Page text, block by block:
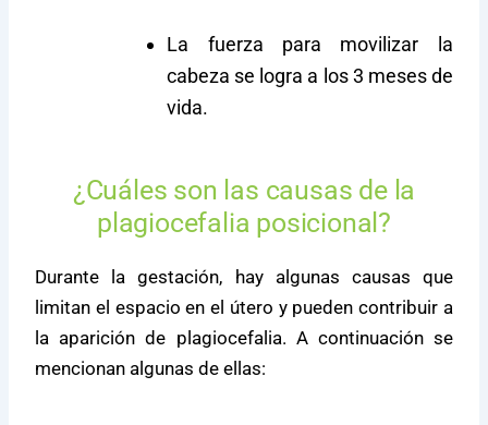
La fuerza para movilizar la
cabeza se logra a los 3 meses de
vida.
¿Cuáles son las causas de la
plagiocefalia posicional?
Durante la gestación, hay algunas causas que
limitan el espacio en el útero y pueden contribuir a
la aparición de plagiocefalia. A continuación se
mencionan algunas de ellas: